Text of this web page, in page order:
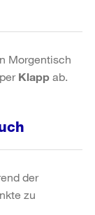
Morgentisch
Klapp ab.
der
zu